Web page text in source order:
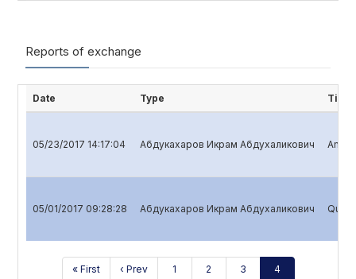
Reports of exchange
Date Type Title
05/23/2017 14:17:04 Абдукахаров Икрам Абдухаликович
05/01/2017 09:28:28 Абдукахаров Икрам Абдухаликович
« First ‹ Prev 1 2 3 4